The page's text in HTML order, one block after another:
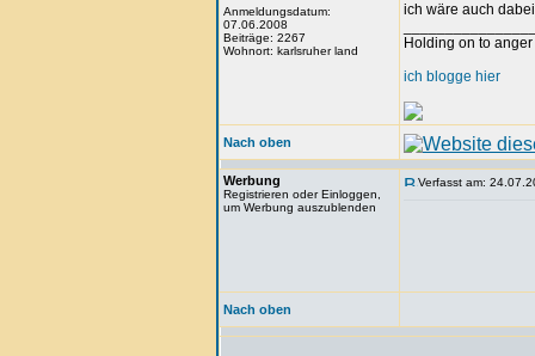
Anmeldungsdatum:
07.06.2008
Beiträge: 2267
Wohnort: karlsruher land
ich wäre auch
Holding on to
ich blogge hier
Nach oben
Werbung
Registrieren oder Einloggen,
um Werbung auszublenden
Verfasst am:
Nach oben